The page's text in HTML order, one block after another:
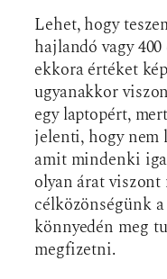
Lehet, hogy
hajlandó vagy
ekkora értéket
ugyanakkor
egy laptopért,
jelenti, hogy
amit mindenki
olyan árat
célközönségünk
könnyedén meg
megfizetni.